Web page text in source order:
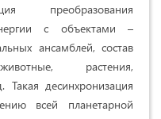
преобразования
с объектами –
ансамблей, состав
растения,
десинхронизация
всей планетарной